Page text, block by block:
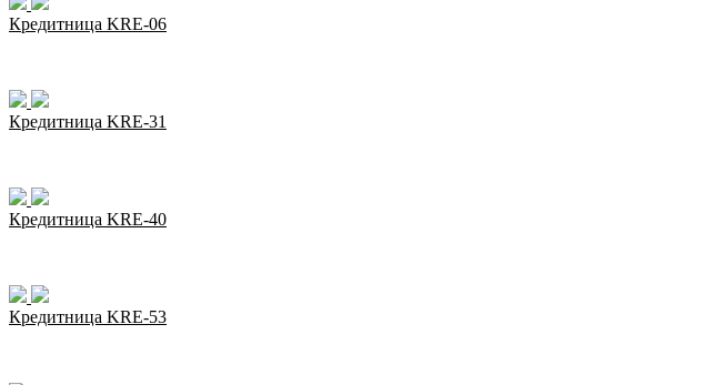
Кредитница KRE-06
Кредитница KRE-31
Кредитница KRE-40
Кредитница KRE-53